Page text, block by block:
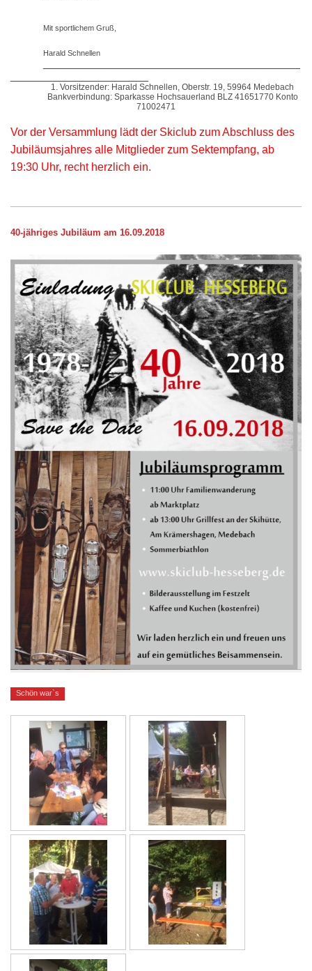
Mit sportlichem Gruß,
Harald Schnellen
1. Vorsitzender: Harald Schnellen, Oberstr. 19, 59964 Medebach
Bankverbindung: Sparkasse Hochsauerland BLZ 41651770 Konto
71002471
Vor der Versammlung lädt der Skiclub zum Abschluss des
Jubiläumsjahres alle Mitglieder zum Sektempfang, ab
19:30 Uhr, recht herzlich ein.
40-jähriges Jubiläum am 16.09.2018
Schön war`s